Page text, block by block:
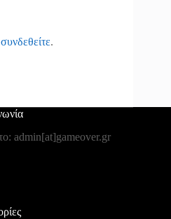
συνδεθείτε.
admin[at]gameover.gr